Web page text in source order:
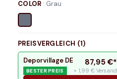
COLOR : Grau
PREISVERGLEICH (1)
Deporvillage DE
BESTER PREIS
87,95 €*
+ 1,99 € Versand